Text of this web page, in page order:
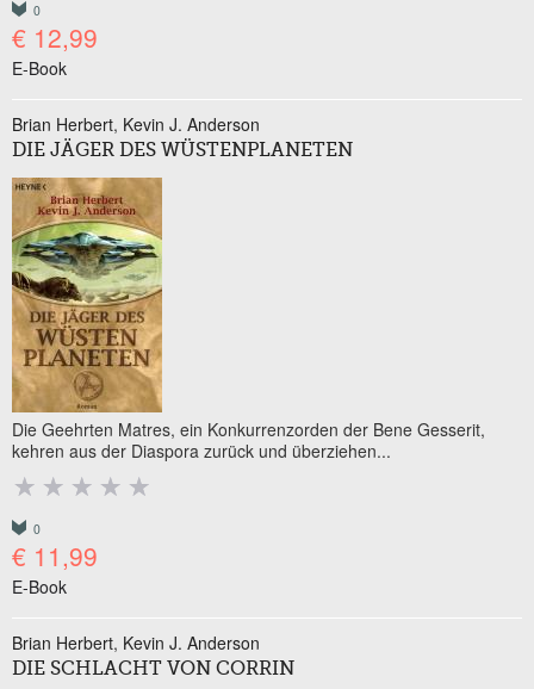
0
€ 12,99
E-Book
Brian Herbert Kevin J. Anderson
DIE JÄGER DES WÜSTENPLANETEN
Die Geehrten Matres, ein Konkurrenzorden der Bene Gesserit,
kehren aus der Diaspora zurück und überziehen...
0
€ 11,99
E-Book
Brian Herbert Kevin J. Anderson
DIE SCHLACHT VON CORRIN